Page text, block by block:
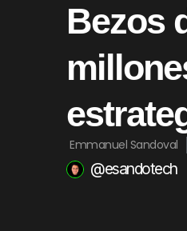
Bezos
Emmanuel Sandoval
@esandotech